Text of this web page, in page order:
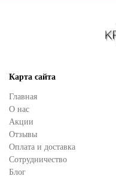
Карта сайта
Главная
О нас
Акции
Отзывы
Оплата и доставка
Сотрудничество
Блог